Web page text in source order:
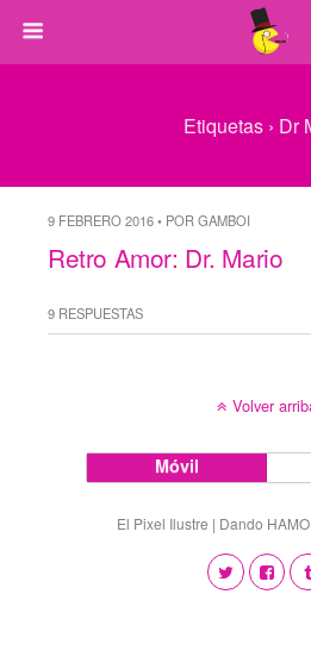
Etiquetas › Dr
9 FEBRERO 2016 • POR GAMBOI
Retro Amor: Dr. Mario
9 RESPUESTAS
Volver
Móvil
El Pixel Ilustre | Dando